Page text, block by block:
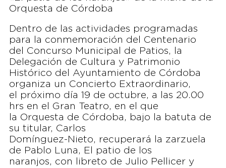
Orquesta de Córdoba
Dentro de las actividades programadas
para la conmemoración del Centenario
del Concurso Municipal de Patios, la
Delegación de Cultura y Patrimonio
Histórico del Ayuntamiento de Córdoba
organiza un Concierto Extraordinario,
el próximo día 19 de octubre, a las 20.00
hrs en el Gran Teatro, en el que
la Orquesta de Córdoba, bajo la batuta de
su titular, Carlos
Domínguez-Nieto, recuperará la zarzuela
de Pablo Luna, El patio de los
naranjos, con libreto de Julio Pellicer y